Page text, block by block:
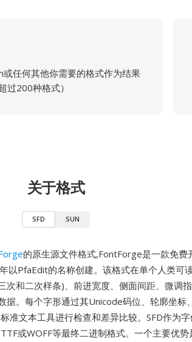
或任何其他你需要的格式作为结果
过200种格式）
关于格式
SFD SUN
的原生源文件格式,FontForge是一款免费
以PfaEdit的名称创建。该格式在单个人类可
和二次样条)、前进宽度、侧面间距、微调
。每个字形通过其Unicode码位、轮廓坐标
准文本工具进行检查和差异比较。SFD作为
或WOFF等最终二进制格式。一个主要优